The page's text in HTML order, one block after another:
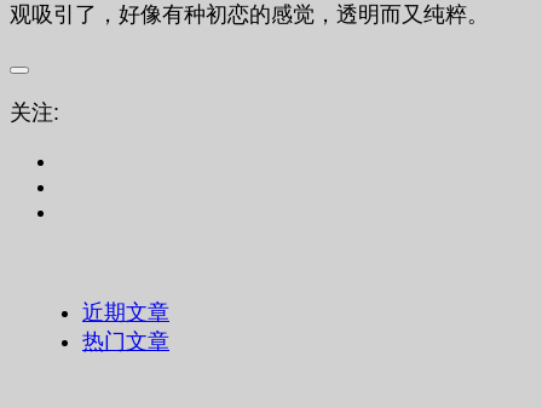
观吸引了，好像有种初恋的感觉，透明而又纯粹。
关注:
近期文章
热门文章